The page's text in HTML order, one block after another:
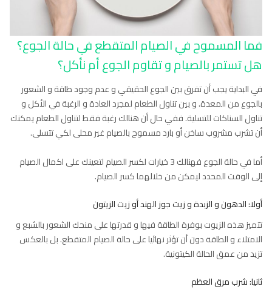
فما المسموح في الصيام المتقطع في حالة الجوع؟
هل تستمر بالصيام و تقاوم الجوع أم نأكل؟
في البداية يجب أن تفرق بين الجوع الحقيقي و عدم وجود طاقة و الشعور
بالجوع من المعدة. و بين تناول الطعام لمجرد العادة و الرغبة في الأكل و
تناول السناكات للتسلية. ففي حال أن هنالك رغبة فقط لتناول الطعام يمكنك
أن تشرب مشروب ساخن أو بارد مسموح بالصيام غير محلى لكي تتسلى.
أما في حالة الجوع فهنالك 3 خيارات لكسر الصيام لتعينك على اكمال الصيام
إلى الوقت المحدد ليمكن من خلالهما كسر الصيام.
أولا: الدهون و الزبدة و زيت جوز الهند أو زيت الزيتون
تتميز هذه الزيوت بوفرة الطاقة فيها و قدرتها على منحك الشعور بالشبع و
الامتلاء و الطاقة دون أن تؤثر نهائيا على حالة الصيام المتقطع. بل بالعكس
تزيد من عمق الحالة الكيتونية.
ثانيا: شرب مرق العظم